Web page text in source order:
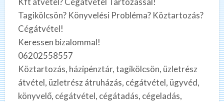
Tagikölcsön? Könyvelési Probléma? Köztartozás?
Cégátvétel!
Keressen bizalommal!
06202558557
Köztartozás, házipénztár, tagikölcsön, üzletrész
átvétel, üzletrész átruházás, cégátvétel, ügyvéd,
könyvelő, cégátvétel, cégátadás, cégeladás,